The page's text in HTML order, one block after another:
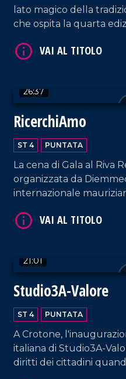
lato magico della
che ospita la quarta
26:37
RicerchiAmo
ST 4 PUNTATA
La cena di Gala al Riva
organizzata da
internazionale
dell'UMG.
21:01
Studio3A-Valore
ST 4 PUNTATA
A Crotone,
italiana di Studio3A-
diritti dei cittadini
VAI AL TITOLO